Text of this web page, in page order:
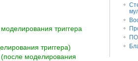
ПО
триггера
триггера)
моделирования